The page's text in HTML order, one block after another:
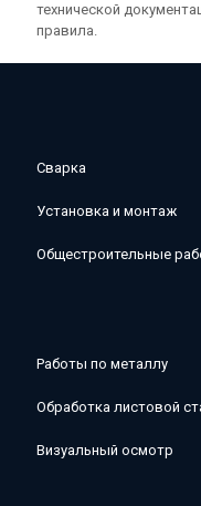
технической
правила.
Сварка
Установка и монтаж
Общестроительные
Работы по металлу
Обработка листовой
Визуальный осмотр